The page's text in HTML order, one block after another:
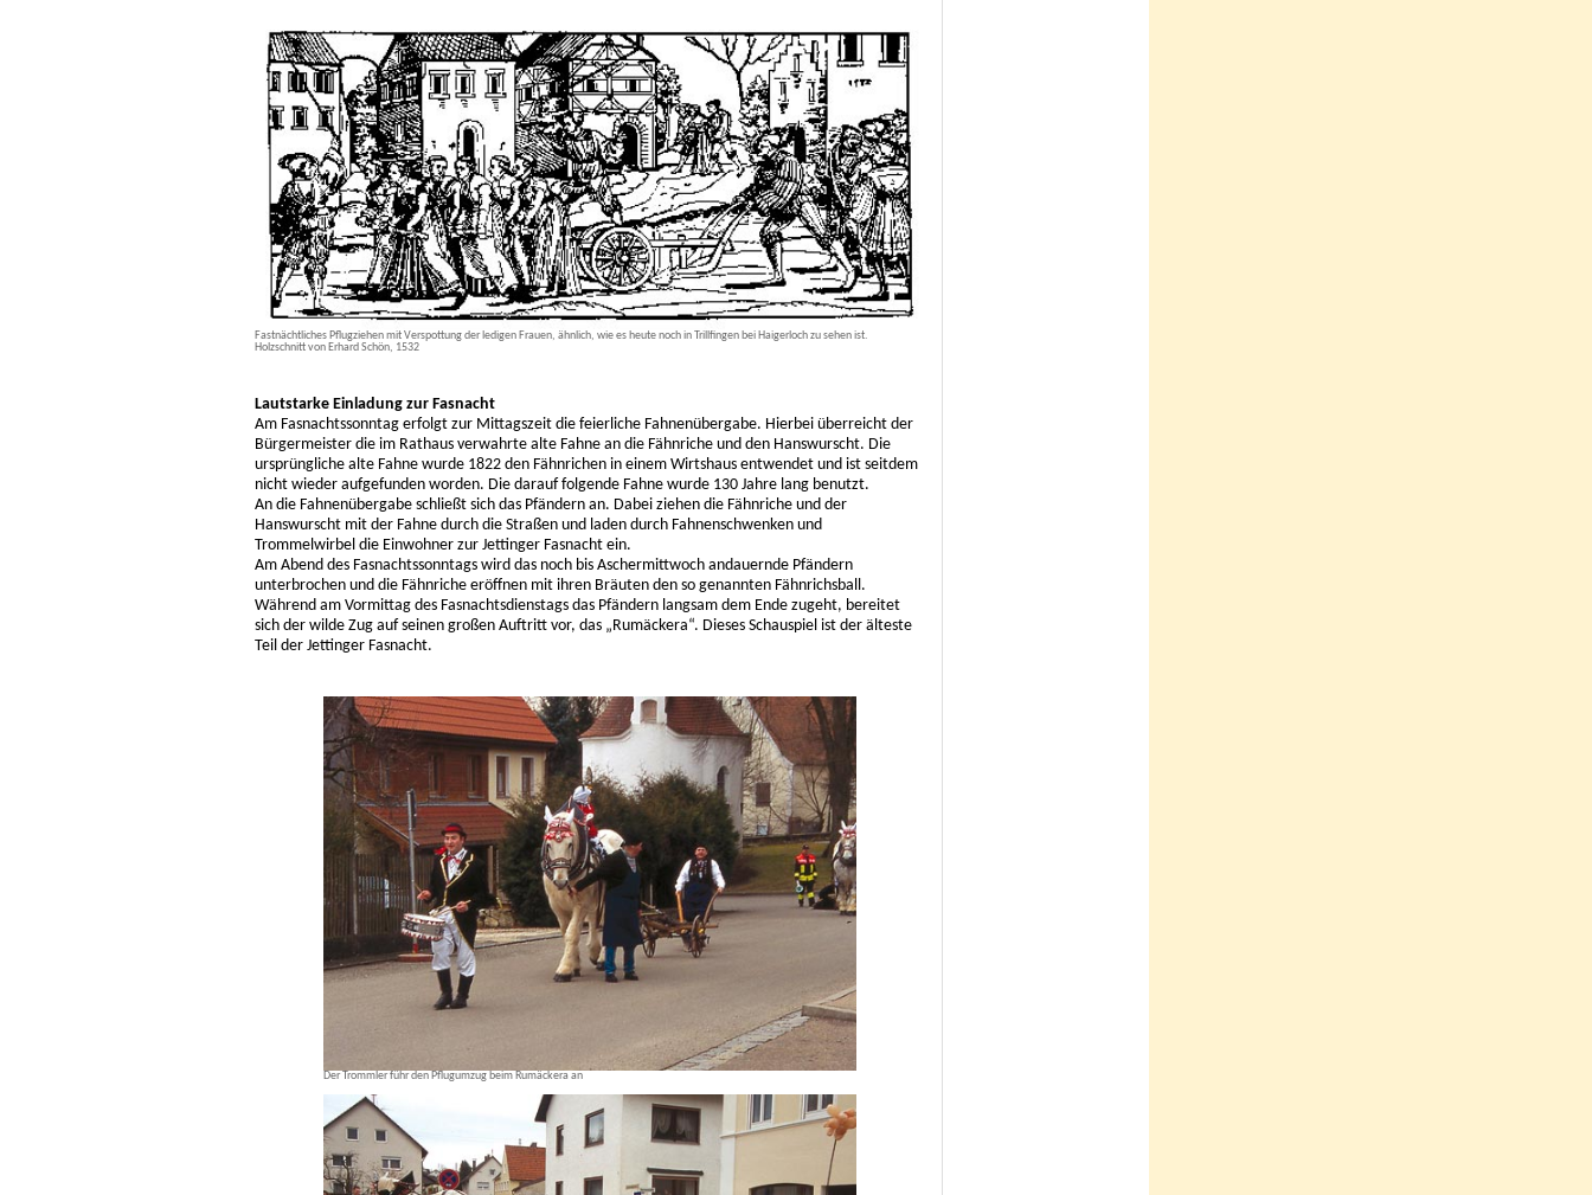
Fastnächtliches Pflugziehen mit Verspottung der ledigen Frauen, ähnlich, wie es heute noch in Trillfingen bei Haigerloch zu sehen ist.
Holzschnitt von Erhard Schön, 1532
Lautstarke Einladung zur Fasnacht
Am Fasnachtssonntag erfolgt zur Mittagszeit die feierliche Fahnenübergabe. Hierbei überreicht der
Bürgermeister die im Rathaus verwahrte alte Fahne an die Fähnriche und den Hanswurscht. Die
ursprüngliche alte Fahne wurde 1822 den Fähnrichen in einem Wirtshaus entwendet und ist seitdem
nicht wieder aufgefunden worden. Die darauf folgende Fahne wurde 130 Jahre lang benutzt.
An die Fahnenübergabe schließt sich das Pfändern an. Dabei ziehen die Fähnriche und der
Hanswurscht mit der Fahne durch die Straßen und laden durch Fahnenschwenken und
Trommelwirbel die Einwohner zur Jettinger Fasnacht ein.
Am Abend des Fasnachtssonntags wird das noch bis Aschermittwoch andauernde Pfändern
unterbrochen und die Fähnriche eröffnen mit ihren Bräuten den so genannten Fähnrichsball.
Während am Vormittag des Fasnachtsdienstags das Pfändern langsam dem Ende zugeht, bereitet
sich der wilde Zug auf seinen großen Auftritt vor, das „Rumäckera“. Dieses Schauspiel ist der älteste
Teil der Jettinger Fasnacht.
Der Trommler führ den Pflugumzug beim Rumäckera an